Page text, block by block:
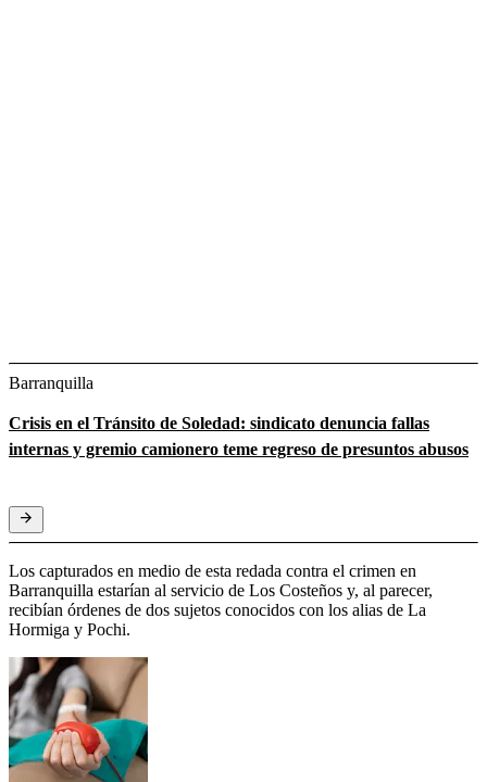
Barranquilla
Crisis en el Tránsito de Soledad: sindicato denuncia fallas
internas y gremio camionero teme regreso de presuntos abusos
Los capturados en medio de esta redada contra el crimen en
Barranquilla estarían al servicio de Los Costeños y, al parecer,
recibían órdenes de dos sujetos conocidos con los alias de La
Hormiga y Pochi.